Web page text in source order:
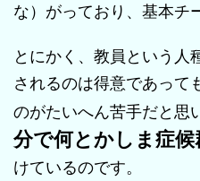
な）がっており、基本チ
とにかく、教員という人
されるのは得意であって
のがたいへん苦手だと思
分で何とかしま症候
けているのです。